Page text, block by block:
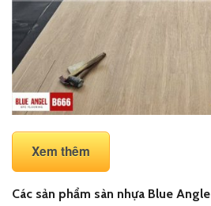
Xem thêm
Các sản phẩm sàn nhựa Blue Angle